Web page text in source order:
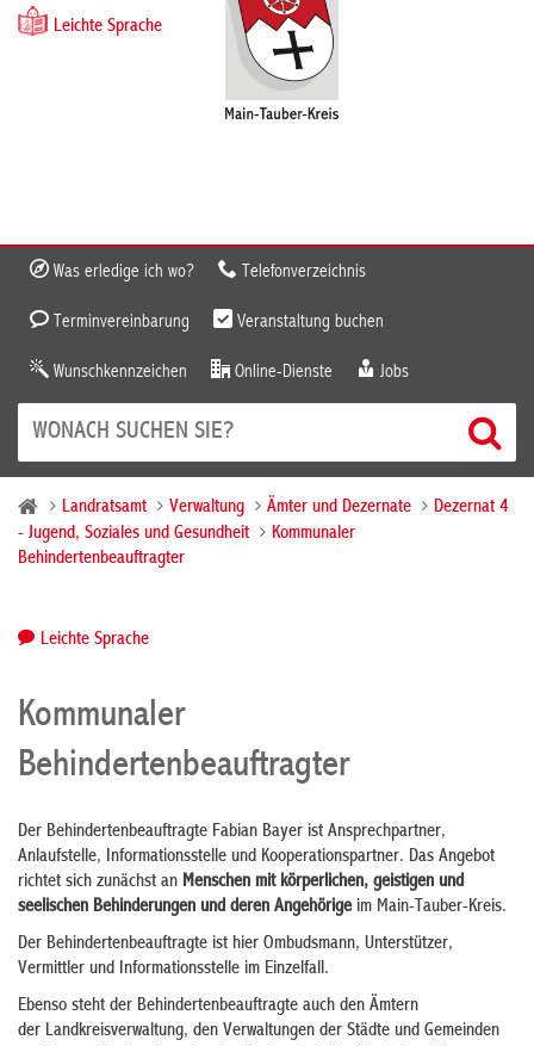
Leichte Sprache
Was erledige ich wo? Telefonverzeichnis
Terminvereinbarung Veranstaltung buchen
Wunschkennzeichen Online-Dienste Jobs
Landratsamt Verwaltung Ämter und Dezernate
Dezernat 4
- Jugend, Soziales und Gesundheit
Kommunaler
Behindertenbeauftragter
Leichte Sprache
Kommunaler
Behindertenbeauftragter
Der Behindertenbeauftragte Fabian Bayer ist Ansprechpartner,
Anlaufstelle, Informationsstelle und Kooperationspartner. Das Angebot
richtet sich zunächst an Menschen mit körperlichen, geistigen und
seelischen Behinderungen und deren Angehörigeim Main-Tauber-Kreis.
Der Behindertenbeauftragte ist hier Ombudsmann, Unterstützer,
Vermittler und Informationsstelle im Einzelfall.
Ebenso steht der Behindertenbeauftragte auch den Ämtern
der Landkreisverwaltung, den Verwaltungen der Städte und Gemeinden